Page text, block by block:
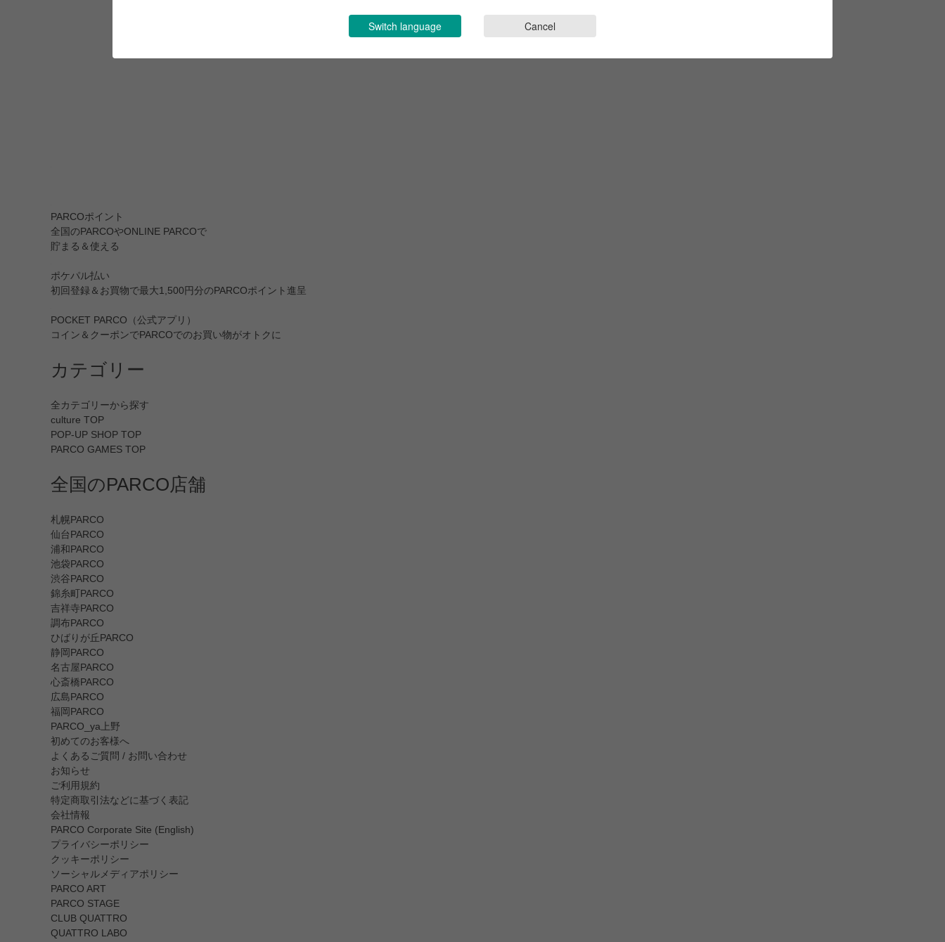
PARCOポイント
全国のPARCOやONLINE PARCOで
貯まる＆使える
ポケパル払い
初回登録＆お買物で最大1,500円分のPARCOポイント進呈
POCKET PARCO（公式アプリ）
コイン＆クーポンでPARCOでのお買い物がオトクに
カテゴリー
全カテゴリーから探す
culture TOP
POP-UP SHOP TOP
PARCO GAMES TOP
全国のPARCO店舗
札幌PARCO
仙台PARCO
浦和PARCO
池袋PARCO
渋谷PARCO
錦糸町PARCO
吉祥寺PARCO
調布PARCO
ひばりが丘PARCO
静岡PARCO
名古屋PARCO
心斎橋PARCO
広島PARCO
福岡PARCO
PARCO_ya上野
初めてのお客様へ
よくあるご質問 / お問い合わせ
お知らせ
ご利用規約
特定商取引法などに基づく表記
会社情報
PARCO Corporate Site (English)
プライバシーポリシー
クッキーポリシー
ソーシャルメディアポリシー
PARCO ART
PARCO STAGE
CLUB QUATTRO
QUATTRO LABO
Switch language Cancel